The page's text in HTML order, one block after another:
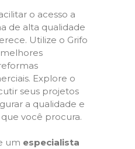
o acesso a
de alta qualidade
Utilize o Grifo
Explore o
seus projetos
a qualidade e
você procura.
um especialista